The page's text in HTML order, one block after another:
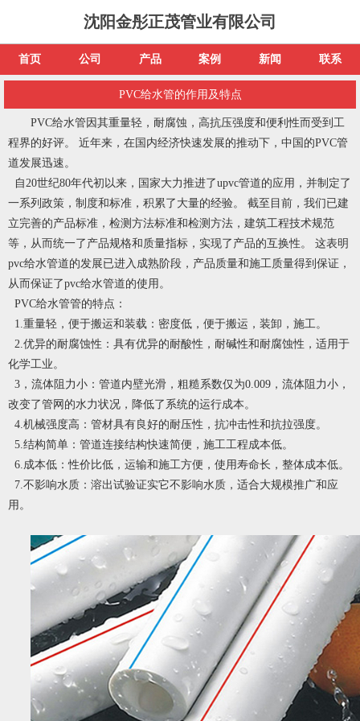
沈阳金彤正茂管业有限公司
首页 公司 产品 案例 新闻 联系
PVC给水管的作用及特点
PVC给水管因其重量轻，耐腐蚀，高抗压强度和便利性而受到工
程界的好评。 近年来，在国内经济快速发展的推动下，中国的PVC管
道发展迅速。
自20世纪80年代初以来，国家大力推进了upvc管道的应用，并制定了
一系列政策，制度和标准，积累了大量的经验。 截至目前，我们已建
立完善的产品标准，检测方法标准和检测方法，建筑工程技术规范
等，从而统一了产品规格和质量指标，实现了产品的互换性。 这表明
pvc给水管道的发展已进入成熟阶段，产品质量和施工质量得到保证，
从而保证了pvc给水管道的使用。
PVC给水管管的特点：
1.重量轻，便于搬运和装载：密度低，便于搬运，装卸，施工。
2.优异的耐腐蚀性：具有优异的耐酸性，耐碱性和耐腐蚀性，适用于
化学工业。
3，流体阻力小：管道内壁光滑，粗糙系数仅为0.009，流体阻力小，
改变了管网的水力状况，降低了系统的运行成本。
4.机械强度高：管材具有良好的耐压性，抗冲击性和抗拉强度。
5.结构简单：管道连接结构快速简便，施工工程成本低。
6.成本低：性价比低，运输和施工方便，使用寿命长，整体成本低。
7.不影响水质：溶出试验证实它不影响水质，适合大规模推广和应
用。